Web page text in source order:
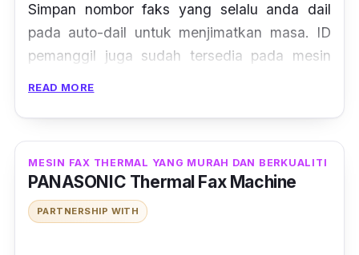
Simpan nombor faks yang selalu anda dail
pada auto-dail untuk menjimatkan masa. ID
pemanggil juga sudah tersedia pada mesin
READ MORE
MESIN FAX THERMAL YANG MURAH DAN BERKUALITI
PANASONIC Thermal Fax Machine
PARTNERSHIP WITH